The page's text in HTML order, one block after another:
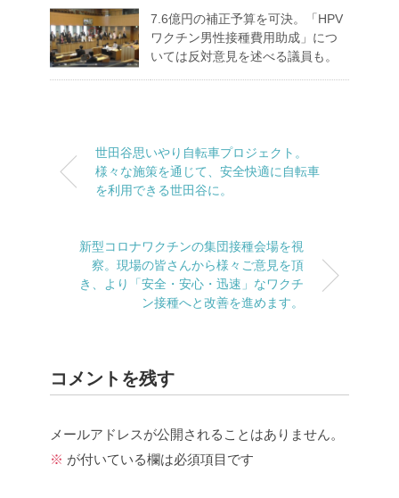
7.6億円の補正予算を可決。「HPV
ワクチン男性接種費用助成」につ
いては反対意見を述べる議員も。
世田谷思いやり自転車プロジェクト。
様々な施策を通じて、安全快適に自転車
を利用できる世田谷に。
新型コロナワクチンの集団接種会場を視
察。現場の皆さんから様々ご意見を頂
き、より「安全・安心・迅速」なワクチ
ン接種へと改善を進めます。
コメントを残す
メールアドレスが公開されることはありません。
※ が付いている欄は必須項目です